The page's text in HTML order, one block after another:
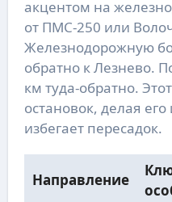
акцентом на
от ПМС-250 или
Железнодорожную
обратно к Лезнево.
км туда-обратно.
остановок, делая
избегает пересадок.
Направление